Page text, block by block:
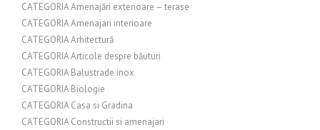
CATEGORIA Amenajări exterioare – terase
CATEGORIA Amenajari interioare
CATEGORIA Arhitectură
CATEGORIA Articole despre băuturi
CATEGORIA Balustrade inox
CATEGORIA Biologie
CATEGORIA Casa si Gradina
CATEGORIA Constructii si amenajari